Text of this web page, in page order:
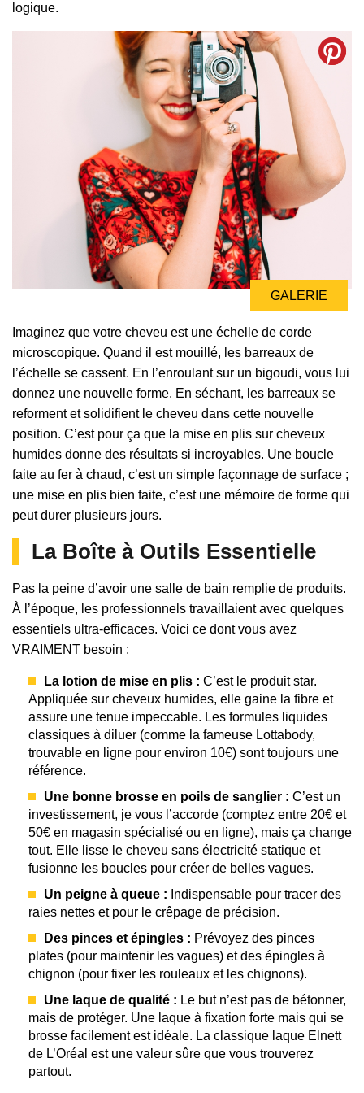
logique.
GALERIE
Imaginez que votre cheveu est une échelle de corde
microscopique. Quand il est mouillé, les barreaux de
l’échelle se cassent. En l’enroulant sur un bigoudi, vous lui
donnez une nouvelle forme. En séchant, les barreaux se
reforment et solidifient le cheveu dans cette nouvelle
position. C’est pour ça que la mise en plis sur cheveux
humides donne des résultats si incroyables. Une boucle
faite au fer à chaud, c’est un simple façonnage de surface ;
une mise en plis bien faite, c’est une mémoire de forme qui
peut durer plusieurs jours.
La Boîte à Outils Essentielle
Pas la peine d’avoir une salle de bain remplie de produits.
À l’époque, les professionnels travaillaient avec quelques
essentiels ultra-efficaces. Voici ce dont vous avez
VRAIMENT besoin :
La lotion de mise en plis : C’est le produit star.
Appliquée sur cheveux humides, elle gaine la fibre et
assure une tenue impeccable. Les formules liquides
classiques à diluer (comme la fameuse Lottabody,
trouvable en ligne pour environ 10€) sont toujours une
référence.
Une bonne brosse en poils de sanglier : C’est un
investissement, je vous l’accorde (comptez entre 20€ et
50€ en magasin spécialisé ou en ligne), mais ça change
tout. Elle lisse le cheveu sans électricité statique et
fusionne les boucles pour créer de belles vagues.
Un peigne à queue : Indispensable pour tracer des
raies nettes et pour le crêpage de précision.
Des pinces et épingles : Prévoyez des pinces
plates (pour maintenir les vagues) et des épingles à
chignon (pour fixer les rouleaux et les chignons).
Une laque de qualité : Le but n’est pas de bétonner,
mais de protéger. Une laque à fixation forte mais qui se
brosse facilement est idéale. La classique laque Elnett
de L’Oréal est une valeur sûre que vous trouverez
partout.